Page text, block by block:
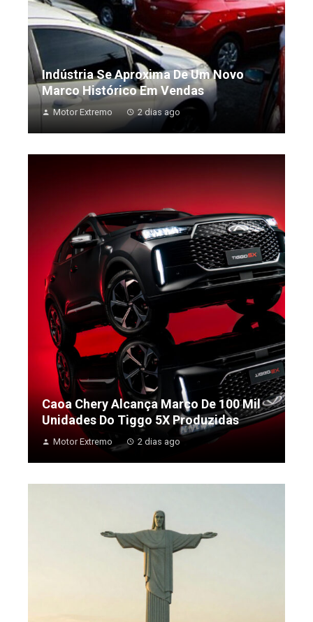
Indústria Se Aproxima De Um Novo
Marco Histórico Em Vendas
Motor Extremo 2 dias ago
Caoa Chery Alcança Marco De 100 Mil
Unidades Do Tiggo 5X Produzidas
Motor Extremo 2 dias ago